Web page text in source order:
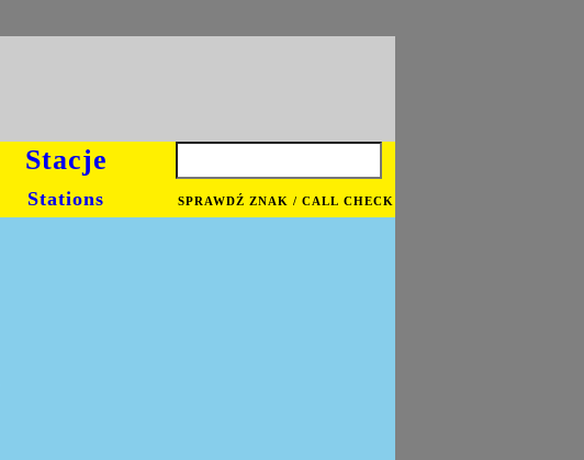
Stacje
Stations SPRAWDŹ ZNAK / CALL CHECK